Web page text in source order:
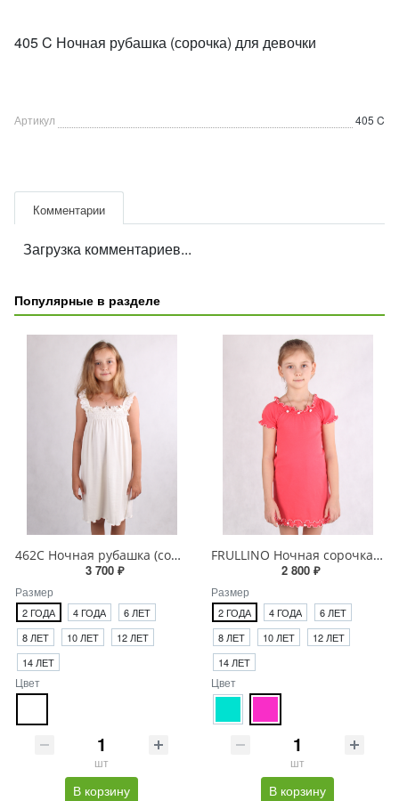
405 C Ночная рубашка (сорочка) для девочки
Артикул 405 C
Комментарии
Загрузка комментариев...
Популярные в разделе
462C Ночная рубашка (сорочка) для девочки
3 700 ₽
Размер
2 ГОДА 4 ГОДА
6 ЛЕТ
8 ЛЕТ
10 ЛЕТ
12 ЛЕТ
14 ЛЕТ
Цвет
шт
В корзину
FRULLINO Ночная сорочка (рубашка) для девочки
2 800 ₽
Размер
2 ГОДА 4 ГОДА
6 ЛЕТ
8 ЛЕТ
10 ЛЕТ
12 ЛЕТ
14 ЛЕТ
Цвет
шт
В корзину